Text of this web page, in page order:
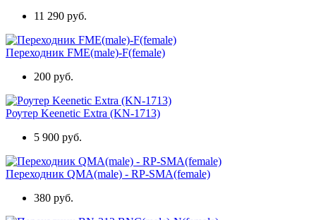
11 290 руб.
Переходник FME(male)-F(female)
200 руб.
Роутер Keenetic Extra (KN-1713)
5 900 руб.
Переходник QMA(male) - RP-SMA(female)
380 руб.